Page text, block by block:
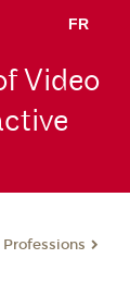
FR
Video